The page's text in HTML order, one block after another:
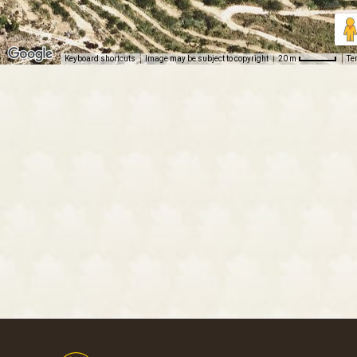
Keyboard shortcuts Image may be subject to copyright 20 m